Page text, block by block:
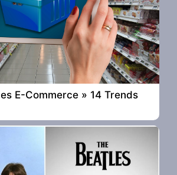
E-Commerce » 14 Trends